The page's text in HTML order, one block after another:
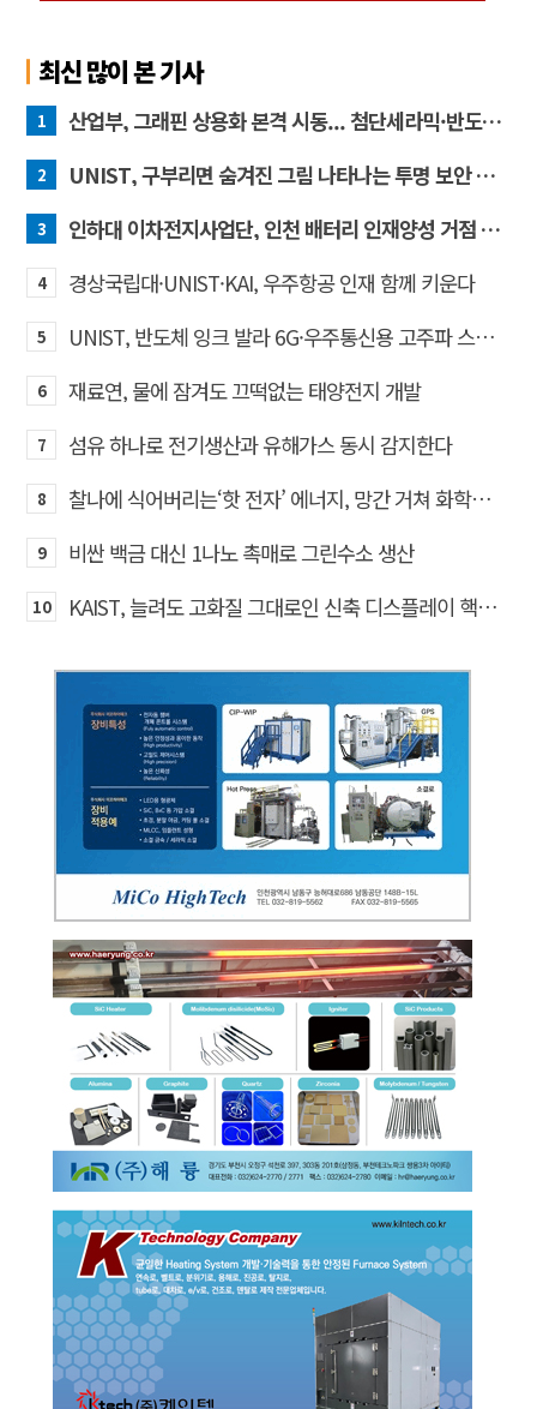
최신 많이 본 기사
1 산업부, 그래핀 상용화 본격 시동... 첨단세라믹·반도체 방열소재 시장 확대 기대
2 UNIST, 구부리면 숨겨진 그림 나타나는 투명 보안 필름 개발
3 인하대 이차전지사업단, 인천 배터리 인재양성 거점 역할 강화
4 경상국립대·UNIST·KAI, 우주항공 인재 함께 키운다
5 UNIST, 반도체 잉크 발라 6G·우주통신용 고주파 스위치 만든다
6 재료연, 물에 잠겨도 끄떡없는 태양전지 개발
7 섬유 하나로 전기생산과 유해가스 동시 감지한다
8 찰나에 식어버리는‘핫 전자’ 에너지, 망간 거쳐 화학반응에 쓴다
9 비싼 백금 대신 1나노 촉매로 그린수소 생산
10 KAIST, 늘려도 고화질 그대로인 신축 디스플레이 핵심기술 개발​